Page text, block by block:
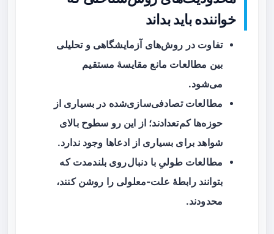
خواننده باید بداند
تفاوت در روش‌های آزمایشگاهی و تحلیلی
بین مطالعات مانع مقایسهٔ مستقیم
می‌شود.
مطالعات تصادفی‌سازی‌شده در بسیاری از
حوزه‌ها کم‌تعدادند؛ از این رو سطوح بالای
شواهد برای بسیاری از ادعاها وجود ندارد.
مطالعات طولیِ با دنبال‌روی بلندمدت که
بتوانند رابطهٔ علت-معلولی را روشن کنند،
محدودند.